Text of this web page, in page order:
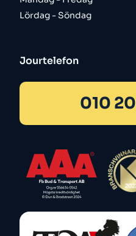
Lördag - Söndag
Jourtelefon
010